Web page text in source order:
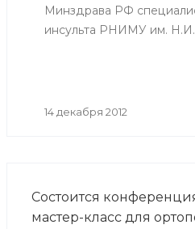
Минздрава РФ
инсульта РНИМУ им. Н.И.
14 декабря 2012
Состоится
мастер-класс для